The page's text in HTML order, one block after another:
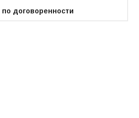
по договоренности